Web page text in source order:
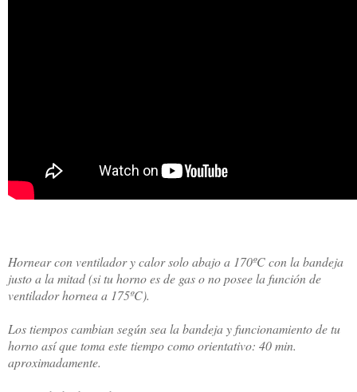
Hornear con ventilador y calor solo abajo a 170ºC con la bandeja
justo a la mitad (si tu horno es de gas o no posee la función de
ventilador hornea a 175ºC).
Los tiempos cambian según sea la bandeja y funcionamiento de tu
horno así que toma este tiempo como orientativo: 40 min.
aproximadamente.